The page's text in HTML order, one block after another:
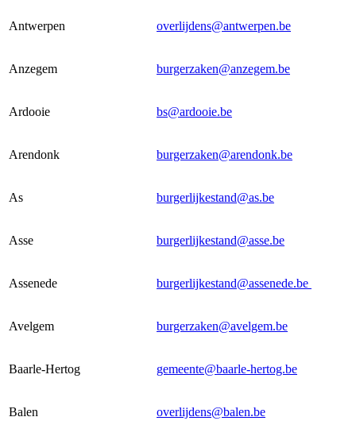
Antwerpen overlijdens@antwerpen.be
Anzegem burgerzaken@anzegem.be
Ardooie bs@ardooie.be
Arendonk burgerzaken@arendonk.be
As burgerlijkestand@as.be
Asse burgerlijkestand@asse.be
Assenede burgerlijkestand@assenede.be
Avelgem burgerzaken@avelgem.be
Baarle-Hertog gemeente@baarle-hertog.be
Balen overlijdens@balen.be